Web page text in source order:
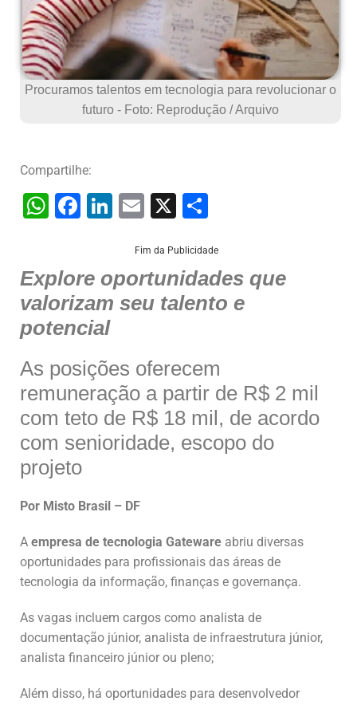
Procuramos talentos em tecnologia para revolucionar o
futuro - Foto: Reprodução / Arquivo
Compartilhe:
W
s
A
p
p
F
e
b
o
o
k
Li
e
dI
E
ai
l
X
ar
e
Fim da Publicidade
Explore oportunidades que
valorizam seu talento e
potencial
As posições oferecem
remuneração a partir de R$ 2 mil
com teto de R$ 18 mil, de acordo
com senioridade, escopo do
projeto
Por Misto Brasil – DF
A empresa de tecnologia Gateware abriu diversas
oportunidades para profissionais das áreas de
tecnologia da informação, finanças e governança.
As vagas incluem cargos como analista de
documentação júnior, analista de infraestrutura júnior,
analista financeiro júnior ou pleno;
Além disso, há oportunidades para desenvolvedor